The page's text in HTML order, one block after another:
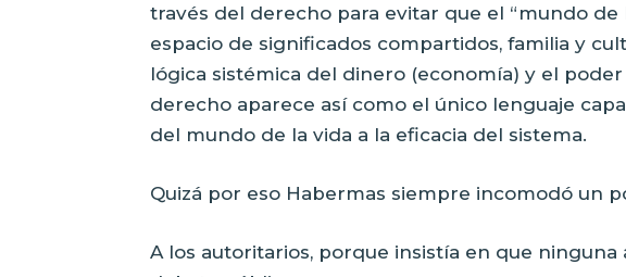
través del derecho para evitar que el “mundo de
espacio de significados compartidos, familia y
lógica sistémica del dinero (economía) y el
derecho aparece así como el único lenguaje
del mundo de la vida a la eficacia del sistema.
Quizá por eso Habermas siempre incomodó un
A los autoritarios, porque insistía en que